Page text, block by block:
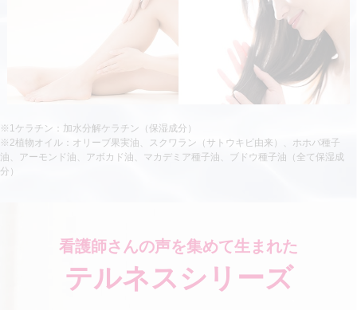
※1ケラチン：加水分解ケラチン（保湿成分）
※2植物オイル：オリーブ果実油、スクワラン（サトウキビ由来）、ホホバ種子
油、アーモンド油、アボカド油、マカデミア種子油、ブドウ種子油（全て保湿成
分）
看護師さんの声を集めて生まれた
テルネスシリーズ